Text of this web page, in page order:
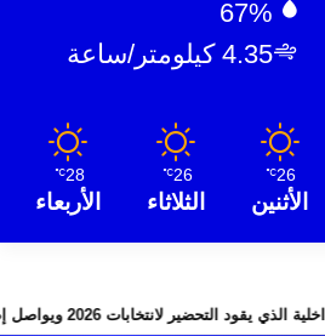
67%
4.35 كيلومتر/ساعة
26
℃
الأثنين
26
℃
الثلاثاء
28
℃
الأربعاء
لفتيت.. رجل الداخلية الذي يقود التحضير لانتخابات 2026 ويواصل إصلاح